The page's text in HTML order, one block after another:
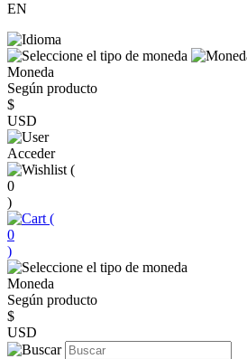
EN
Moneda
Según producto
$
USD
Acceder
(
0
)
(
0
)
Moneda
Según producto
$
USD